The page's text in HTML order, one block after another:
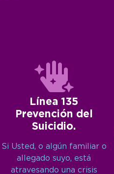
Línea 135
Prevención del
Suicidio.
Si Usted, o algún familiar o
allegado suyo, está
atravesando una crisis